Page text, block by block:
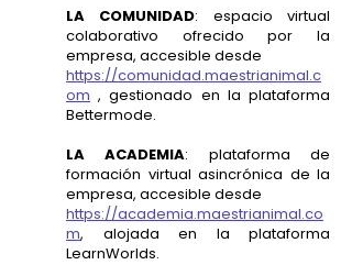
LA COMUNIDAD: espacio virtual
colaborativo ofrecido por la
empresa, accesible desde
https://comunidad.maestrianimal.c
om , gestionado en la plataforma
Bettermode.
LA ACADEMIA: plataforma de
formación virtual asincrónica de la
empresa, accesible desde
https://academia.maestrianimal.co
m, alojada en la plataforma
LearnWorlds.